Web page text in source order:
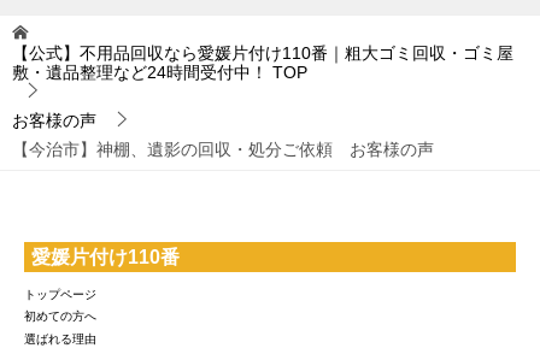
【公式】不用品回収なら愛媛片付け110番｜粗大ゴミ回収・ゴミ屋
敷・遺品整理など24時間受付中！
TOP
お客様の声
【今治市】神棚、遺影の回収・処分ご依頼 お客様の声
愛媛片付け110番
トップページ
初めての方へ
選ばれる理由